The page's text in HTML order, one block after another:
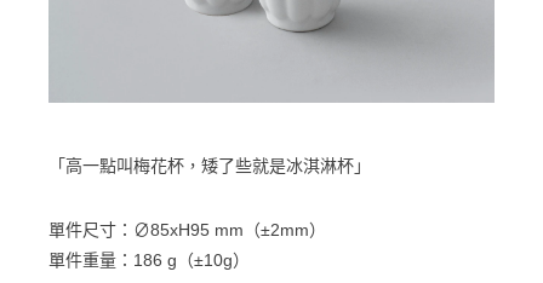
「高一點叫梅花杯，矮了些就是冰淇淋杯」
單件尺寸：∅85xH95 mm（±2mm）
單件重量：186 g（±10g）